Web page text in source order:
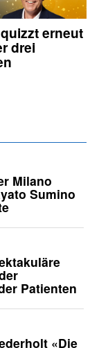
erneut
drei
Milano
Sumino
Patienten
«Die